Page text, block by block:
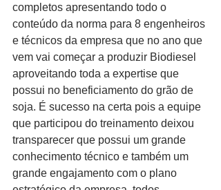
completos apresentando todo o
conteúdo da norma para 8 engenheiros
e técnicos da empresa que no ano que
vem vai começar a produzir Biodiesel
aproveitando toda a expertise que
possui no beneficiamento do grão de
soja. É sucesso na certa pois a equipe
que participou do treinamento deixou
transparecer que possui um grande
conhecimento técnico e também um
grande engajamento com o plano